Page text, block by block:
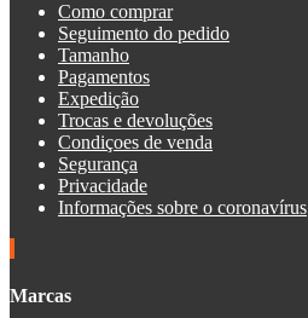
Como comprar
Seguimento do pedido
Tamanho
Pagamentos
Expedição
Trocas e devoluções
Condiçoes de venda
Segurança
Privacidade
Informações sobre o coronavírus
Marcas